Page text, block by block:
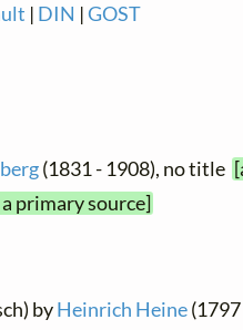
| DIN |GOST
(1831 - 1908), no title
primary source]
byHeinrich Heine